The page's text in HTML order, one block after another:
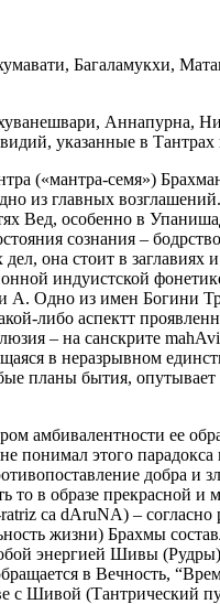
Багаламукхи,
Аннапурна,
указанные в
семя»)
из главных
Вед, особенно в
сознания –
она стоит в заглавиях
индуистской
Одно из имен Богини
либо аспектт
– на санскрите
в неразрывном
планы бытия,
ее
понимал этого
добра и
в образе прекрасной
cа dАruNА) –
жизни) Брахмы
энергией Шивы
в Вечность,
с Шивой (Тантрический